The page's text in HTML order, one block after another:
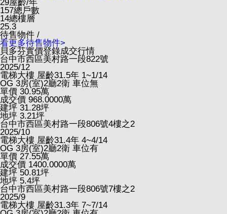
29屋齡/年
157總戶數
14總樓層
25.3
待售物件 /
看更多待售物件>
貝多芬實價登錄成交行情
台中市西區美村路一段822號
2025/12
電梯大樓 屋齡31.5年 1~1/14
OG 3房(室)2廳2衛 車位無
單價 30.95萬
成交價 968.0000萬
建坪 31.28坪
地坪 3.21坪
台中市西區美村路一段806號4樓之2
2025/10
電梯大樓 屋齡31.4年 4~4/14
OG 3房(室)2廳2衛 車位有
單價 27.55萬
成交價 1400.0000萬
建坪 50.81坪
地坪 5.4坪
台中市西區美村路一段806號7樓之2
2025/9
電梯大樓 屋齡31.3年 7~7/14